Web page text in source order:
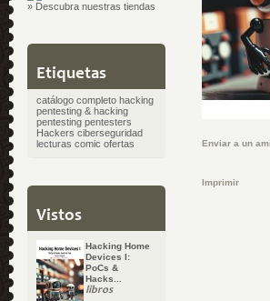
» Descubra nuestras tiendas
Etiquetas
catálogo completo hacking
pentesting & hacking
pentesting pentesters
Hackers ciberseguridad
lecturas comic ofertas
Vistos
Hacking Home
Devices I:
PoCs &
Hacks...
libros
Enviar a un
Imprimir